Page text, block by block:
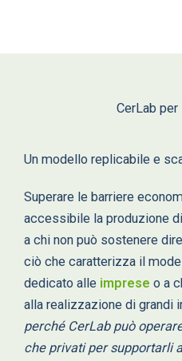
CerLab
Un modello replicabile e
Superare le barriere
accessibile la produzione
a chi non può sostenere
ciò che caratterizza il
dedicato alle imprese o a
alla realizzazione di grandi
perché CerLab può
che privati per supportarli